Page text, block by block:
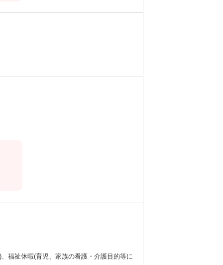
福祉休暇(育児、家族の看護・介護目的等に